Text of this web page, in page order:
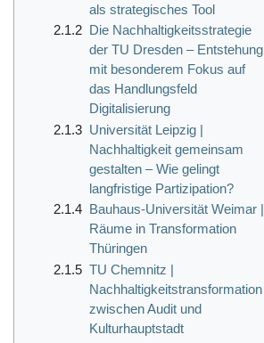
als strategisches Tool
2.1.2 Die Nachhaltigkeitsstrategie
der TU Dresden – Entstehung
mit besonderem Fokus auf
das Handlungsfeld
Digitalisierung
2.1.3 Universität Leipzig |
Nachhaltigkeit gemeinsam
gestalten – Wie gelingt
langfristige Partizipation?
2.1.4 Bauhaus-Universität Weimar |
Räume in Transformation
Thüringen
2.1.5 TU Chemnitz |
Nachhaltigkeitstransformation
zwischen Audit und
Kulturhauptstadt